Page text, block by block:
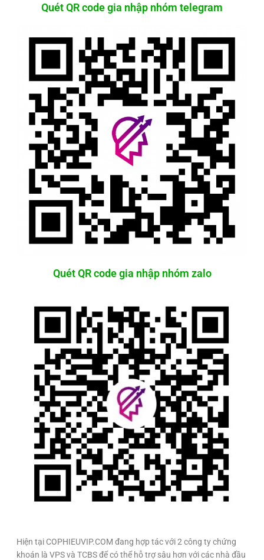
Quét QR code gia nhập nhóm telegram
Quét QR code gia nhập nhóm zalo
Hiện tại COPHIEUVIP.COM đang hợp tác với 2 công ty chứng
khoán là VPS và TCBS để có thể hỗ trợ sâu hơn với các nhà đầu